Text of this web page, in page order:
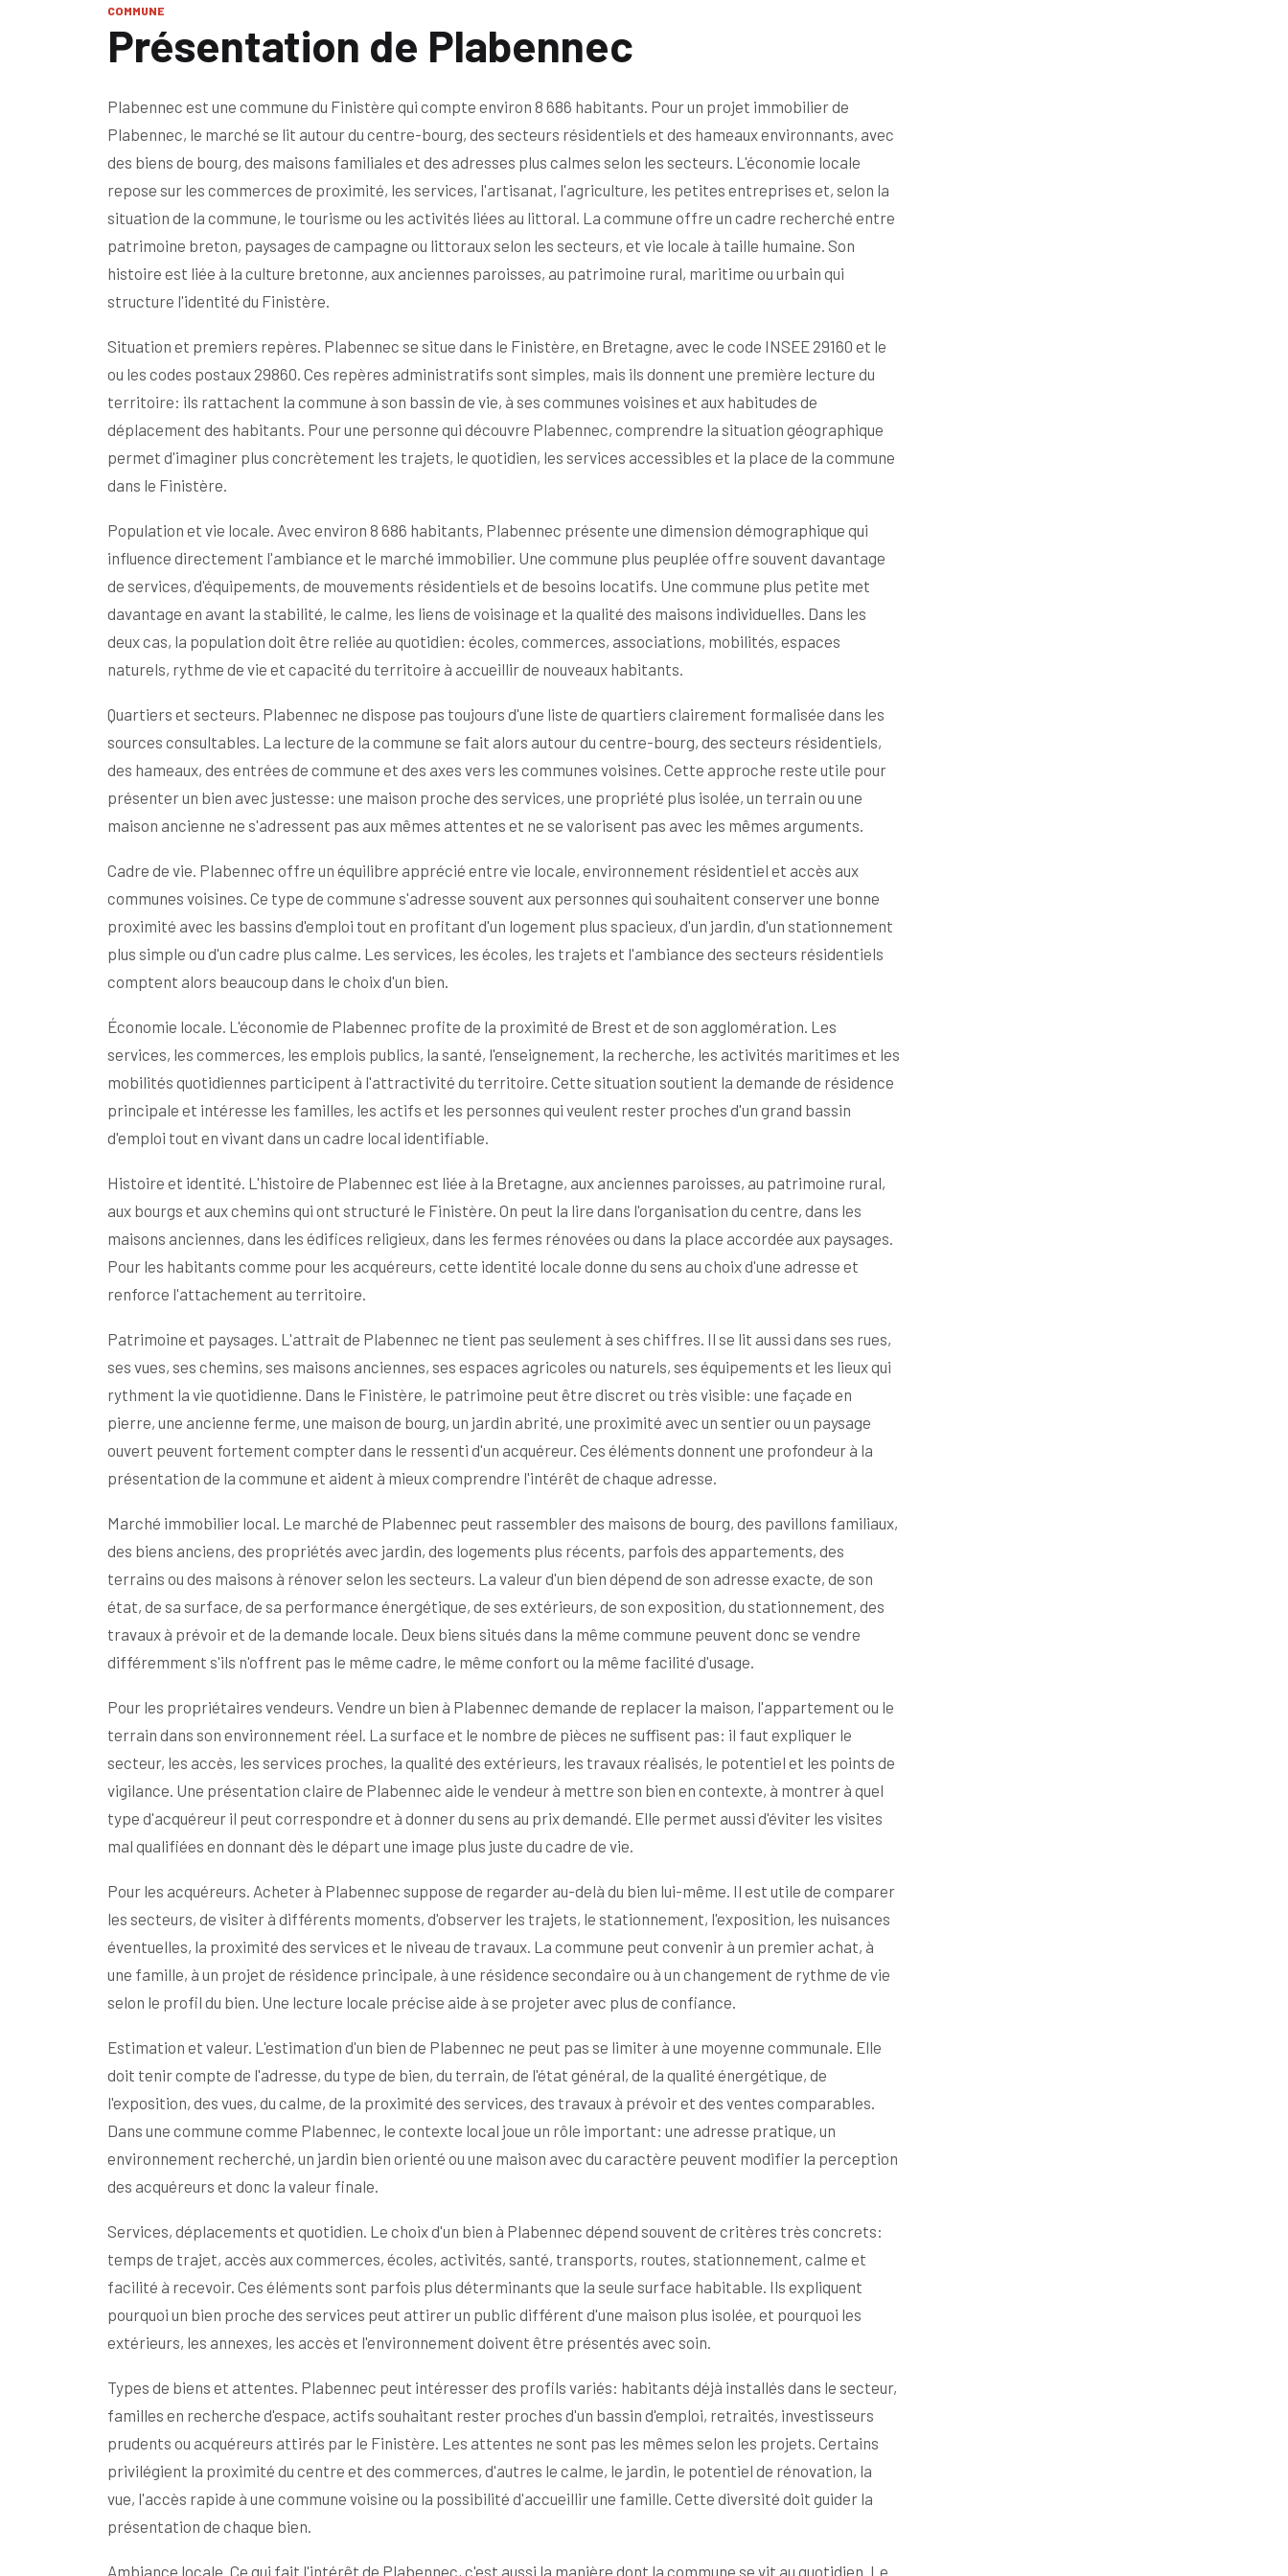
COMMUNE
Présentation de Plabennec
Plabennec est une commune du Finistère qui compte environ 8 686 habitants. Pour un projet immobilier de
Plabennec, le marché se lit autour du centre-bourg, des secteurs résidentiels et des hameaux environnants, avec
des biens de bourg, des maisons familiales et des adresses plus calmes selon les secteurs. L'économie locale
repose sur les commerces de proximité, les services, l'artisanat, l'agriculture, les petites entreprises et, selon la
situation de la commune, le tourisme ou les activités liées au littoral. La commune offre un cadre recherché entre
patrimoine breton, paysages de campagne ou littoraux selon les secteurs, et vie locale à taille humaine. Son
histoire est liée à la culture bretonne, aux anciennes paroisses, au patrimoine rural, maritime ou urbain qui
structure l'identité du Finistère.
Situation et premiers repères. Plabennec se situe dans le Finistère, en Bretagne, avec le code INSEE 29160 et le
ou les codes postaux 29860. Ces repères administratifs sont simples, mais ils donnent une première lecture du
territoire: ils rattachent la commune à son bassin de vie, à ses communes voisines et aux habitudes de
déplacement des habitants. Pour une personne qui découvre Plabennec, comprendre la situation géographique
permet d'imaginer plus concrètement les trajets, le quotidien, les services accessibles et la place de la commune
dans le Finistère.
Population et vie locale. Avec environ 8 686 habitants, Plabennec présente une dimension démographique qui
influence directement l'ambiance et le marché immobilier. Une commune plus peuplée offre souvent davantage
de services, d'équipements, de mouvements résidentiels et de besoins locatifs. Une commune plus petite met
davantage en avant la stabilité, le calme, les liens de voisinage et la qualité des maisons individuelles. Dans les
deux cas, la population doit être reliée au quotidien: écoles, commerces, associations, mobilités, espaces
naturels, rythme de vie et capacité du territoire à accueillir de nouveaux habitants.
Quartiers et secteurs. Plabennec ne dispose pas toujours d'une liste de quartiers clairement formalisée dans les
sources consultables. La lecture de la commune se fait alors autour du centre-bourg, des secteurs résidentiels,
des hameaux, des entrées de commune et des axes vers les communes voisines. Cette approche reste utile pour
présenter un bien avec justesse: une maison proche des services, une propriété plus isolée, un terrain ou une
maison ancienne ne s'adressent pas aux mêmes attentes et ne se valorisent pas avec les mêmes arguments.
Cadre de vie. Plabennec offre un équilibre apprécié entre vie locale, environnement résidentiel et accès aux
communes voisines. Ce type de commune s'adresse souvent aux personnes qui souhaitent conserver une bonne
proximité avec les bassins d'emploi tout en profitant d'un logement plus spacieux, d'un jardin, d'un stationnement
plus simple ou d'un cadre plus calme. Les services, les écoles, les trajets et l'ambiance des secteurs résidentiels
comptent alors beaucoup dans le choix d'un bien.
Économie locale. L'économie de Plabennec profite de la proximité de Brest et de son agglomération. Les
services, les commerces, les emplois publics, la santé, l'enseignement, la recherche, les activités maritimes et les
mobilités quotidiennes participent à l'attractivité du territoire. Cette situation soutient la demande de résidence
principale et intéresse les familles, les actifs et les personnes qui veulent rester proches d'un grand bassin
d'emploi tout en vivant dans un cadre local identifiable.
Histoire et identité. L'histoire de Plabennec est liée à la Bretagne, aux anciennes paroisses, au patrimoine rural,
aux bourgs et aux chemins qui ont structuré le Finistère. On peut la lire dans l'organisation du centre, dans les
maisons anciennes, dans les édifices religieux, dans les fermes rénovées ou dans la place accordée aux paysages.
Pour les habitants comme pour les acquéreurs, cette identité locale donne du sens au choix d'une adresse et
renforce l'attachement au territoire.
Patrimoine et paysages. L'attrait de Plabennec ne tient pas seulement à ses chiffres. Il se lit aussi dans ses rues,
ses vues, ses chemins, ses maisons anciennes, ses espaces agricoles ou naturels, ses équipements et les lieux qui
rythment la vie quotidienne. Dans le Finistère, le patrimoine peut être discret ou très visible: une façade en
pierre, une ancienne ferme, une maison de bourg, un jardin abrité, une proximité avec un sentier ou un paysage
ouvert peuvent fortement compter dans le ressenti d'un acquéreur. Ces éléments donnent une profondeur à la
présentation de la commune et aident à mieux comprendre l'intérêt de chaque adresse.
Marché immobilier local. Le marché de Plabennec peut rassembler des maisons de bourg, des pavillons familiaux,
des biens anciens, des propriétés avec jardin, des logements plus récents, parfois des appartements, des
terrains ou des maisons à rénover selon les secteurs. La valeur d'un bien dépend de son adresse exacte, de son
état, de sa surface, de sa performance énergétique, de ses extérieurs, de son exposition, du stationnement, des
travaux à prévoir et de la demande locale. Deux biens situés dans la même commune peuvent donc se vendre
différemment s'ils n'offrent pas le même cadre, le même confort ou la même facilité d'usage.
Pour les propriétaires vendeurs. Vendre un bien à Plabennec demande de replacer la maison, l'appartement ou le
terrain dans son environnement réel. La surface et le nombre de pièces ne suffisent pas: il faut expliquer le
secteur, les accès, les services proches, la qualité des extérieurs, les travaux réalisés, le potentiel et les points de
vigilance. Une présentation claire de Plabennec aide le vendeur à mettre son bien en contexte, à montrer à quel
type d'acquéreur il peut correspondre et à donner du sens au prix demandé. Elle permet aussi d'éviter les visites
mal qualifiées en donnant dès le départ une image plus juste du cadre de vie.
Pour les acquéreurs. Acheter à Plabennec suppose de regarder au-delà du bien lui-même. Il est utile de comparer
les secteurs, de visiter à différents moments, d'observer les trajets, le stationnement, l'exposition, les nuisances
éventuelles, la proximité des services et le niveau de travaux. La commune peut convenir à un premier achat, à
une famille, à un projet de résidence principale, à une résidence secondaire ou à un changement de rythme de vie
selon le profil du bien. Une lecture locale précise aide à se projeter avec plus de confiance.
Estimation et valeur. L'estimation d'un bien de Plabennec ne peut pas se limiter à une moyenne communale. Elle
doit tenir compte de l'adresse, du type de bien, du terrain, de l'état général, de la qualité énergétique, de
l'exposition, des vues, du calme, de la proximité des services, des travaux à prévoir et des ventes comparables.
Dans une commune comme Plabennec, le contexte local joue un rôle important: une adresse pratique, un
environnement recherché, un jardin bien orienté ou une maison avec du caractère peuvent modifier la perception
des acquéreurs et donc la valeur finale.
Services, déplacements et quotidien. Le choix d'un bien à Plabennec dépend souvent de critères très concrets:
temps de trajet, accès aux commerces, écoles, activités, santé, transports, routes, stationnement, calme et
facilité à recevoir. Ces éléments sont parfois plus déterminants que la seule surface habitable. Ils expliquent
pourquoi un bien proche des services peut attirer un public différent d'une maison plus isolée, et pourquoi les
extérieurs, les annexes, les accès et l'environnement doivent être présentés avec soin.
Types de biens et attentes. Plabennec peut intéresser des profils variés: habitants déjà installés dans le secteur,
familles en recherche d'espace, actifs souhaitant rester proches d'un bassin d'emploi, retraités, investisseurs
prudents ou acquéreurs attirés par le Finistère. Les attentes ne sont pas les mêmes selon les projets. Certains
privilégient la proximité du centre et des commerces, d'autres le calme, le jardin, le potentiel de rénovation, la
vue, l'accès rapide à une commune voisine ou la possibilité d'accueillir une famille. Cette diversité doit guider la
présentation de chaque bien.
Ambiance locale. Ce qui fait l'intérêt de Plabennec, c'est aussi la manière dont la commune se vit au quotidien. Le